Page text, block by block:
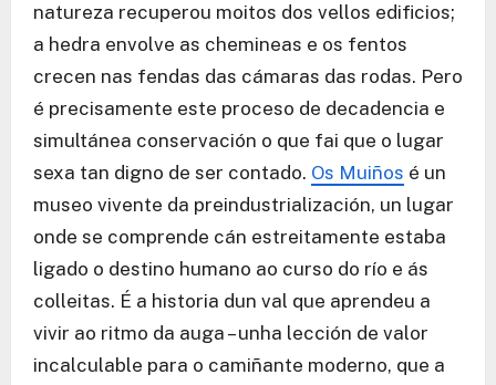
natureza recuperou moitos dos vellos edificios;
a hedra envolve as chemineas e os fentos
crecen nas fendas das cámaras das rodas. Pero
é precisamente este proceso de decadencia e
simultánea conservación o que fai que o lugar
sexa tan digno de ser contado. Os Muiños é un
museo vivente da preindustrialización, un lugar
onde se comprende cán estreitamente estaba
ligado o destino humano ao curso do río e ás
colleitas. É a historia dun val que aprendeu a
vivir ao ritmo da auga – unha lección de valor
incalculable para o camiñante moderno, que a